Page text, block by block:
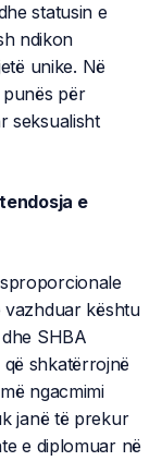
statusin e
ndikon
unike. Në
punës për
seksualisht
e
vazhduar kështu
SHBA
shkatërrojnë
ngacmimi
janë të prekur
e diplomuar në